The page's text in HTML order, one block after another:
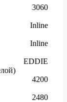
3060
Inline
Inline
EDDIE
4200
2480